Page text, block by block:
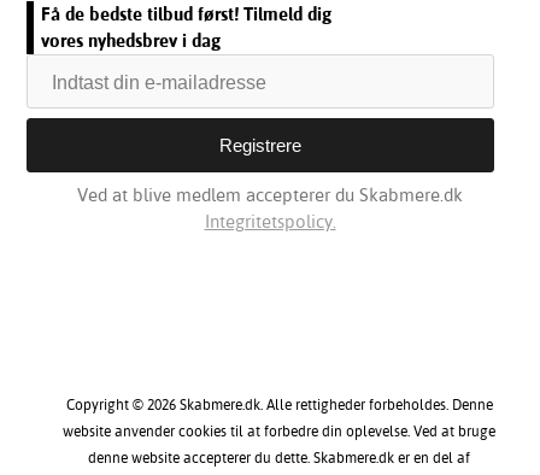
Få de bedste tilbud først! Tilmeld dig
vores nyhedsbrev i dag
Ved at blive medlem accepterer du Skabmere.dk
Integritetspolicy.
Copyright © 2026 Skabmere.dk. Alle rettigheder forbeholdes. Denne
website anvender cookies til at forbedre din oplevelse. Ved at bruge
denne website accepterer du dette. Skabmere.dk er en del af